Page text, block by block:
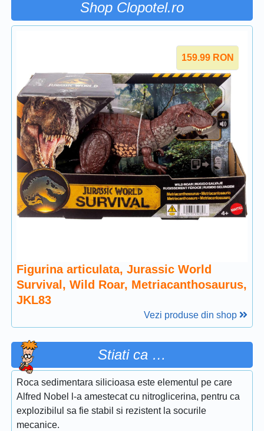
Shop Clopotel.ro
159.99 RON
Figurina articulata, Jurassic World
Survival, Wild Roar, Metriacanthosaurus,
JKL83
Vezi produse din shop
Stiati ca …
Roca sedimentara silicioasa este elementul pe care
Alfred Nobel l-a amestecat cu nitroglicerina, pentru ca
explozibilul sa fie stabil si rezistent la socurile
mecanice.